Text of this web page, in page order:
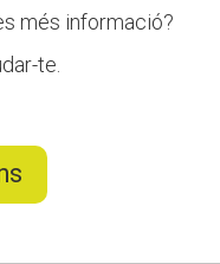
més informació?
te.